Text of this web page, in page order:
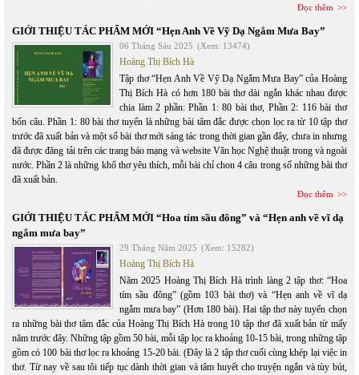
Đọc thêm
GIỚI THIỆU TÁC PHẨM MỚI “Hẹn Anh Về Vỹ Dạ Ngắm Mưa Bay”
06 Tháng Sáu 2025 (Xem: 13474)
Hoàng Thị Bích Hà
Tập thơ “Hẹn Anh Về Vỹ Dạ Ngắm Mưa Bay” của Hoàng
Thị Bích Hà có hơn 180 bài thơ dài ngắn khác nhau được
chia làm 2 phần: Phần 1: 80 bài thơ, Phần 2: 116 bài thơ
bốn câu. Phần 1: 80 bài thơ tuyển là những bài tâm đắc được chọn lọc ra từ 10 tập thơ
trước đã xuất bản và một số bài thơ mới sáng tác trong thời gian gần đây, chưa in nhưng
đã được đăng tải trên các trang báo mạng và website Văn học Nghệ thuật trong và ngoài
nước. Phần 2 là những khổ thơ yêu thích, mỗi bài chỉ chon 4 câu trong số những bài thơ
đã xuất bản.
Đọc thêm
GIỚI THIỆU TÁC PHẨM MỚI “Hoa tím sầu đông” và “Hẹn anh về vĩ dạ
ngắm mưa bay”
29 Tháng Năm 2025 (Xem: 15282)
Hoàng Thị Bích Hà
Năm 2025 Hoàng Thị Bích Hà trình làng 2 tập thơ: “Hoa
tím sầu đông” (gồm 103 bài thơ) và “Hẹn anh về vĩ dạ
ngắm mưa bay” (Hơn 180 bài). Hai tập thơ này tuyển chọn
ra những bài thơ tâm đắc của Hoàng Thị Bích Hà trong 10 tập thơ đã xuất bản từ mấy
năm trước đây. Những tập gồm 50 bài, mỗi tập lọc ra khoảng 10-15 bài, trong những tập
gồm có 100 bài thơ lọc ra khoảng 15-20 bài. (Đây là 2 tập thơ cuối cùng khép lại việc in
thơ. Từ nay về sau tôi tiếp tục dành thời gian và tâm huyết cho truyện ngắn và tùy bút,